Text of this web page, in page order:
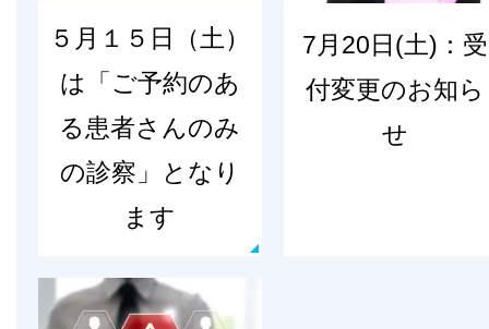
５月１５日（土）
は「ご予約のあ
る患者さんのみ
の診察」となり
ます
7月20日(土)：受
付変更のお知ら
せ